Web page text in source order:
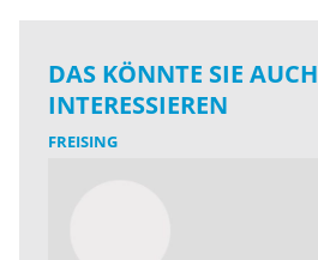
DAS KÖNNTE SIE AUCH
INTERESSIEREN
FREISING